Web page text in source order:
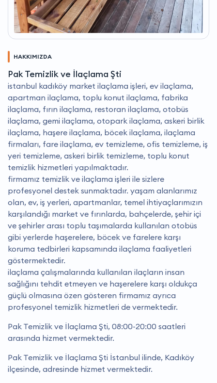
HAKKIMIZDA
Pak Temizlik ve İlaçlama Şti
i̇stanbul kadıköy market ilaçlama işleri, ev ilaçlama,
apartman ilaçlama, toplu konut ilaçlama, fabrika
ilaçlama, fırın ilaçlama, restoran ilaçlama, otobüs
ilaçlama, gemi ilaçlama, otopark ilaçlama, askeri birlik
ilaçlama, haşere ilaçlama, böcek ilaçlama, ilaçlama
firmaları, fare ilaçlama, ev temizleme, ofis temizleme, iş
yeri temizleme, askeri birlik temizleme, toplu konut
temizlik hizmetleri yapılmaktadır.
firmamız temizlik ve ilaçlama işleri ile sizlere
profesyonel destek sunmaktadır. yaşam alanlarımız
olan, ev, iş yerleri, apartmanlar, temel ihtiyaçlarımızın
karşılandığı market ve fırınlarda, bahçelerde, şehir içi
ve şehirler arası toplu taşımalarda kullanılan otobüs
gibi yerlerde haşerelere, böcek ve farelere karşı
koruma tedbirleri kapsamında ilaçlama faaliyetleri
göstermektedir.
i̇laçlama çalışmalarında kullanılan ilaçların insan
sağlığını tehdit etmeyen ve haşerelere karşı oldukça
güçlü olmasına özen gösteren firmamız ayrıca
profesyonel temizlik hizmetleri de vermektedir.
Pak Temizlik ve İlaçlama Şti, 08:00-20:00 saatleri
arasında hizmet vermektedir.
Pak Temizlik ve İlaçlama Şti İstanbul ilinde, Kadıköy
ilçesinde, adresinde hizmet vermektedir.